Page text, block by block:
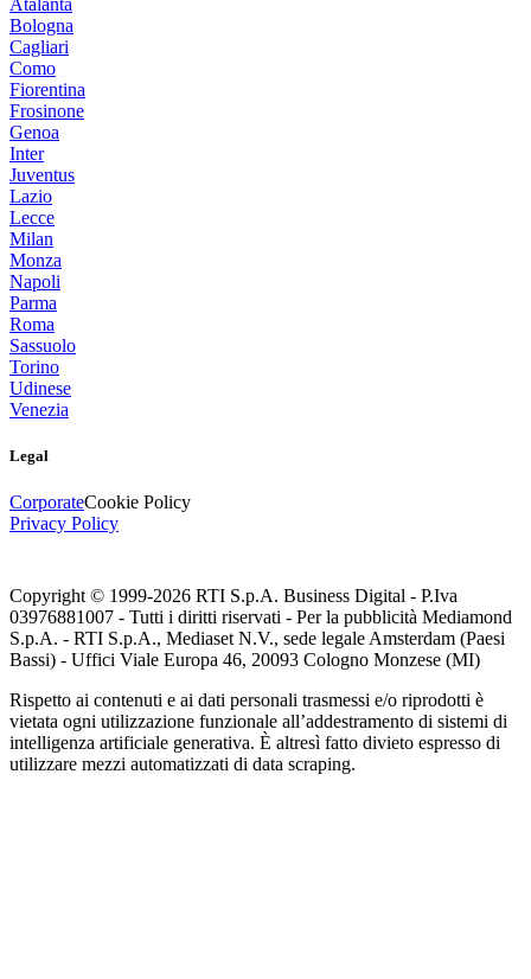
Bologna
Cagliari
Como
Fiorentina
Frosinone
Genoa
Inter
Juventus
Lazio
Lecce
Milan
Monza
Napoli
Parma
Roma
Sassuolo
Torino
Udinese
Venezia
Legal
CorporateCookie Policy
Privacy Policy
Copyright © 1999-2026 RTI S.p.A. Business Digital - P.Iva
03976881007 - Tutti i diritti riservati - Per la pubblicità Mediamond
S.p.A. - RTI S.p.A., Mediaset N.V., sede legale Amsterdam (Paesi
Bassi) - Uffici Viale Europa 46, 20093 Cologno Monzese (MI)
Rispetto ai contenuti e ai dati personali trasmessi e/o riprodotti è
vietata ogni utilizzazione funzionale all’addestramento di sistemi di
intelligenza artificiale generativa. È altresì fatto divieto espresso di
utilizzare mezzi automatizzati di data scraping.